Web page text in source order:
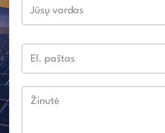
Jūsų vardas
El. paštas
Žinutė